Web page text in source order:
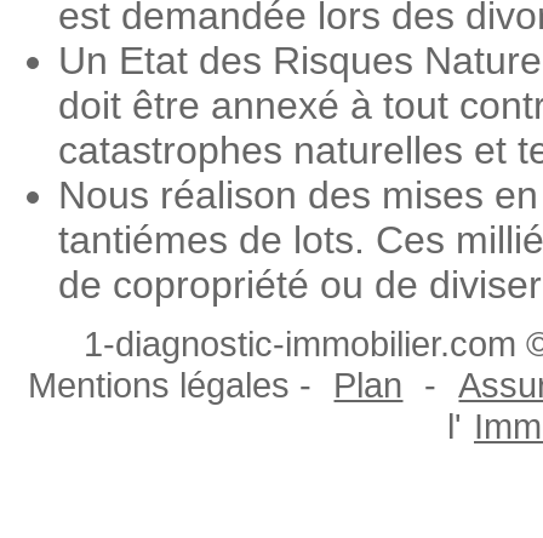
est demandée lors des
Un Etat des Risques
doit être annexé à tout
catastrophes naturelles et
Nous réalison des mises
tantiémes de lots. Ces
de copropriété ou de
1-diagnostic-immobilier.com
Mentions légales -
Plan -
l'